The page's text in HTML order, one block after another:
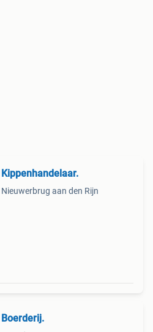
Kippenhandelaar.
Nieuwerbrug aan den Rijn
Boerderij.